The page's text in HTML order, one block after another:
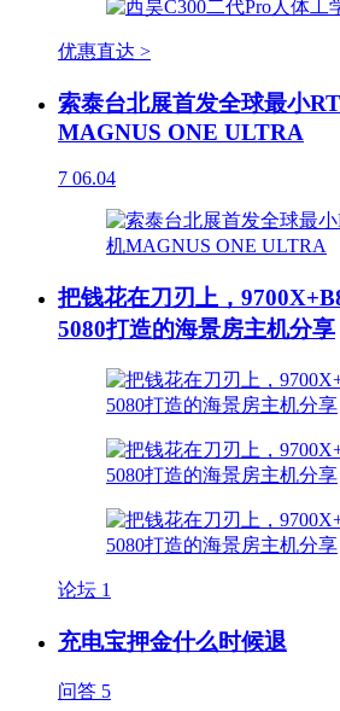
优惠直达 >
索泰台北展首发全球最小
MAGNUS ONE ULTRA
7 06.04
把钱花在刀刃上，
5080打造的海景房主机分享
论坛 1
充电宝押金什么时候退
问答 5